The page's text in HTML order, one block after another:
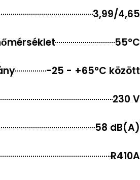
3,99/4,65
55°C
-25 - +65°C között
230 V
58 dB(A)
R410A